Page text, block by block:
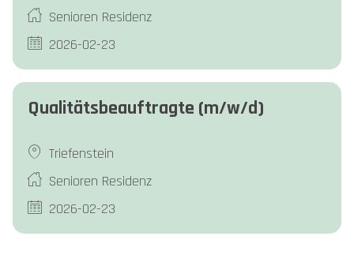
Senioren Residenz
2026-02-23
Qualitätsbeauftragte (m/w/d)
Triefenstein
Senioren Residenz
2026-02-23